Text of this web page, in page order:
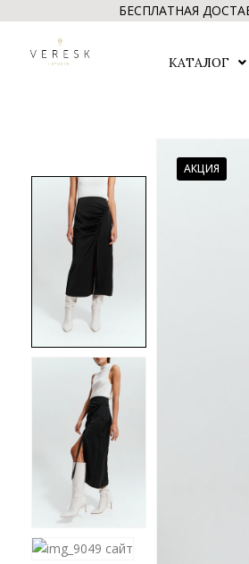
БЕСПЛАТНАЯ
КАТАЛОГ
АКЦИЯ